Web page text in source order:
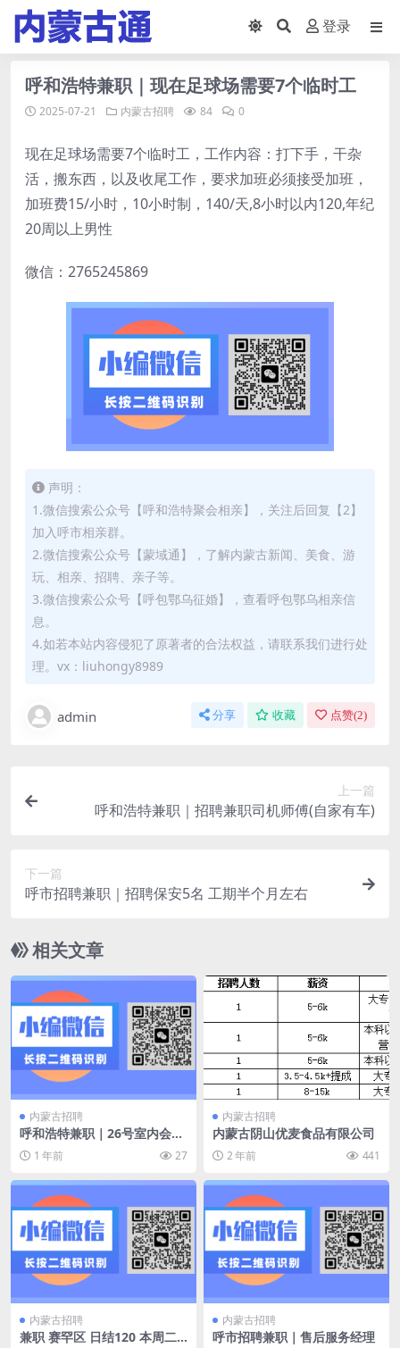
登录
呼和浩特兼职｜现在足球场需要7个临时工
2025-07-21 内蒙古招聘 84 0
现在足球场需要7个临时工，工作内容：打下手，干杂
活，搬东西，以及收尾工作，要求加班必须接受加班，
加班费15/小时，10小时制，140/天,8小时以内120,年纪
20周以上男性
微信：2765245869
声明：
1.微信搜索公众号【呼和浩特聚会相亲】，关注后回复【2】
加入呼市相亲群。
2.微信搜索公众号【蒙域通】，了解内蒙古新闻、美食、游
玩、相亲、招聘、亲子等。
3.微信搜索公众号【呼包鄂乌征婚】，查看呼包鄂乌相亲信
息。
4.如若本站内容侵犯了原著者的合法权益，请联系我们进行处
理。vx：liuhongy8989
admin 分享 收藏 点赞(2)
上一篇
呼和浩特兼职｜招聘兼职司机师傅(自家有车)
下一篇
呼市招聘兼职｜招聘保安5名 工期半个月左右
相关文章
内蒙古招聘
呼和浩特兼职｜26号室内会议
充场 工作内容：坐着听 鼓掌
待着就可以
1 年前 27
内蒙古招聘
内蒙古阴山优麦食品有限公司
2 年前 441
内蒙古招聘
兼职 赛罕区 日结120 本周二
内蒙古招聘
呼市招聘兼职｜售后服务经理